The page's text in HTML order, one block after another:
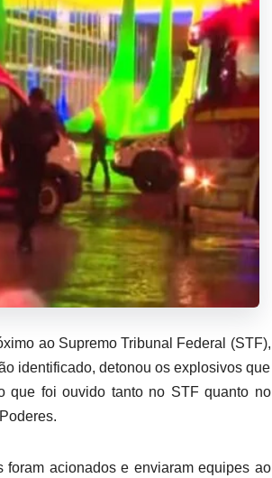
ao Supremo Tribunal Federal (STF),
identificado, detonou os explosivos que
que foi ouvido tanto no STF quanto no
acionados e enviaram equipes ao